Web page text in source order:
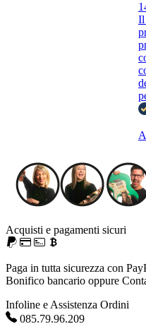
Il
Acquisti e pagamenti sicuri
Paga in tutta sicurezza con
Bonifico bancario oppure
Infoline e Assistenza Ordini
085.79.96.209